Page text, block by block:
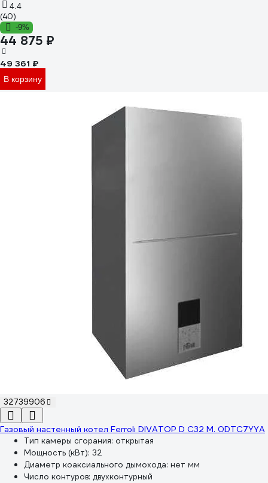
4.4
(40)
-9%
44 875 ₽
49 361 ₽
В корзину
32739906
Газовый настенный котел Ferroli DIVATOP D C32 M. 0DTC7YYA
Тип камеры сгорания: открытая
Мощность (кВт): 32
Диаметр коаксиального дымохода: нет мм
Число контуров: двухконтурный